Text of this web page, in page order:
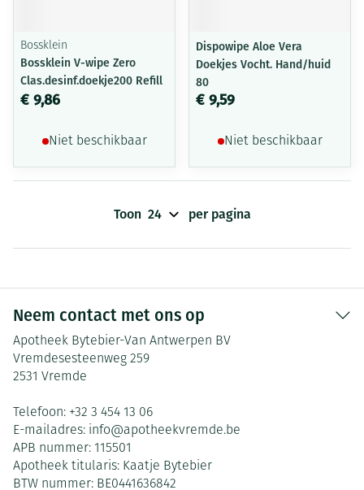
Bossklein
Bossklein V-wipe Zero
Clas.desinf.doekje200 Refill
€ 9,86
Niet beschikbaar
Dispowipe Aloe Vera
Doekjes Vocht. Hand/huid
80
€ 9,59
Niet beschikbaar
Toon per pagina
Neem contact met ons op
Apotheek Bytebier-Van Antwerpen BV
Vremdesesteenweg 259
2531 Vremde
Telefoon: +32 3 454 13 06
E-mailadres: info@apotheekvremde.be
APB nummer: 115501
Apotheek titularis: Kaatje Bytebier
BTW nummer: BE0441636842